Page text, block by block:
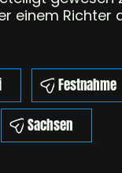
einem
Festnahme
Sachsen